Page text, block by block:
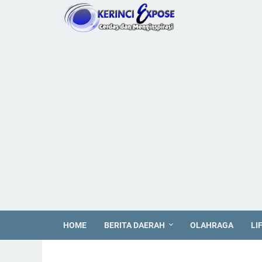
HOME BERITA DAERAH OLAHRAGA